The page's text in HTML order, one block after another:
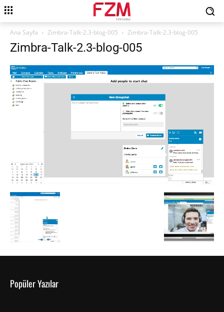
Ana Sayfa Zimbra-Talk-2.3-blog-005 Zimbra-Talk-2.3-blog-005
Zimbra-Talk-2.3-blog-005
Popüler Yazılar